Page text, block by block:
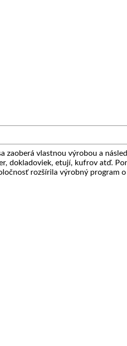
zaoberá vlastnou výrobou a
dokladoviek, etují, kufrov atď.
rozšírila výrobný program